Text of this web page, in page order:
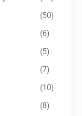
(50)
(6)
(5)
(7)
(10)
(8)